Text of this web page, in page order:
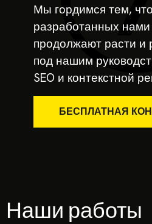
Мы гордимся тем,
разработанных нами
продолжают расти и
под нашим
SEO и контекстной
БЕСПЛАТНАЯ
Наши работы
РАЗРАБОТКА